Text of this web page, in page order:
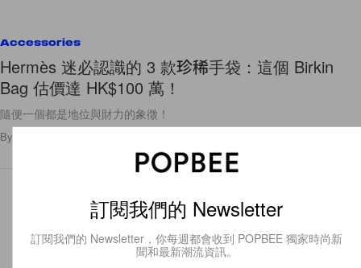
Accessories
Hermès 迷必認識的 3 款珍稀手袋：這個 Birkin
Bag 估價達 HK$100 萬！
隨便一個都是地位與財力的象徵！
By
訂閱我們的 Newsletter
訂閱我們的 Newsletter，你每週都會收到 POPBEE 獨家時尚新
聞和最新潮流資訊。